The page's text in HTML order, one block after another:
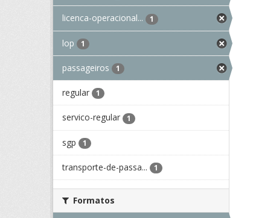
licenca-operacional... 1
lop 1
passageiros 1
regular 1
servico-regular 1
sgp 1
transporte-de-passa... 1
Formatos